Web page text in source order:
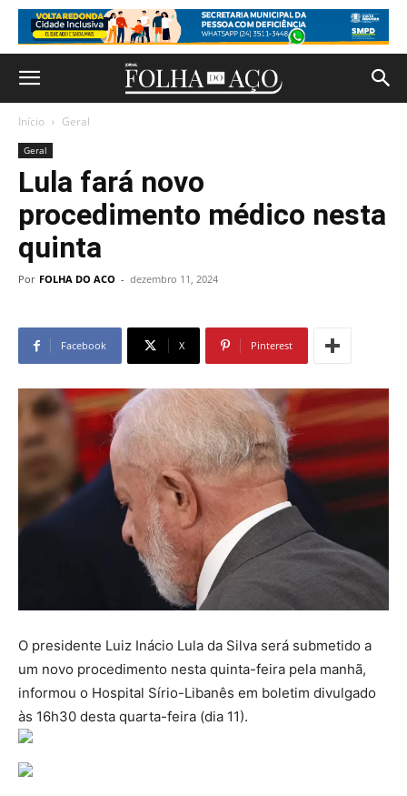
Início Geral
Geral
Lula fará novo
procedimento médico nesta
quinta
Por FOLHA DO ACO - dezembro 11, 2024
Facebook X Pinterest
O presidente Luiz Inácio Lula da Silva será submetido a
um novo procedimento nesta quinta-feira pela manhã,
informou o Hospital Sírio-Libanês em boletim divulgado
às 16h30 desta quarta-feira (dia 11).